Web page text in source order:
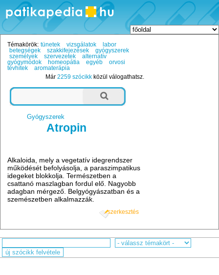
Témakörök: tünetek vizsgálatok
labor
betegségek
szakkifejezések
gyógyszerek
személyek
szervezetek
alternatív
gyógymódok
homeopátia egyéb
orvosi
tévhitek
aromaterápia
Már2259 szócikk közül válogathatsz.
Gyógyszerek
Atropin
Alkaloida, mely a vegetatív idegrendszer
működését befolyásolja, a paraszimpatikus
idegeket blokkolja. Természetben a
csattanó maszlagban fordul elő. Nagyobb
adagban mérgező. Belgyógyászatban és a
szemészetben alkalmazzák.
szerkesztés